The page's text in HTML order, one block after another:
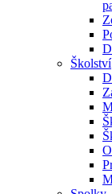
Školství